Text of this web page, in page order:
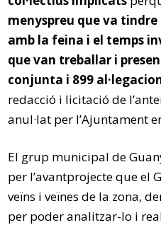
menyspreu que va tindre
amb la feina i el temps
que van treballar i
conjunta i 899
redacció i licitació de
anul·lat per l’Ajuntament
El grup municipal de
per l’avantprojecte que el
veïns i veïnes de la zona,
per poder analitzar-lo i